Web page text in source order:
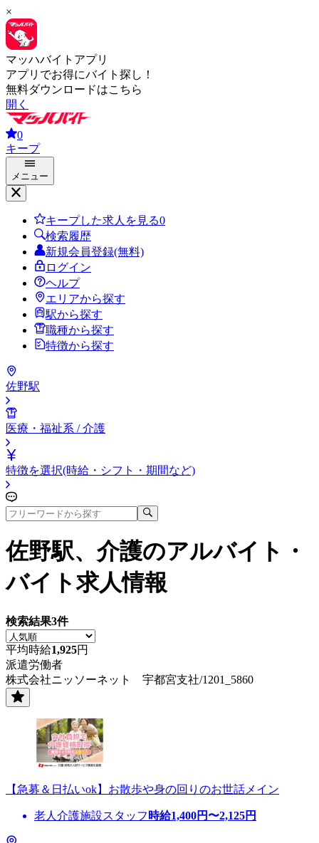
×
マッハバイトアプリ
アプリでお得にバイト探し！
無料ダウンロードはこちら
開く
0
キープ
メニュー
キープした求人を見る0
検索履歴
新規会員登録(無料)
ログイン
ヘルプ
エリアから探す
駅から探す
職種から探す
特徴から探す
佐野駅
医療・福祉系 / 介護
特徴を選択(時給・シフト・期間など)
佐野駅、介護のアルバイト・
バイト求人情報
検索結果3件
平均時給1,925円
派遣労働者
株式会社ニッソーネット 宇都宮支社/1201_5860
【急募＆日払いok】お散歩や身の回りのお世話メイン
老人介護施設スタッフ 時給1,400円〜2,125円